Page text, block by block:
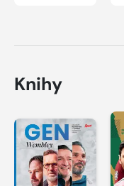
Knihy